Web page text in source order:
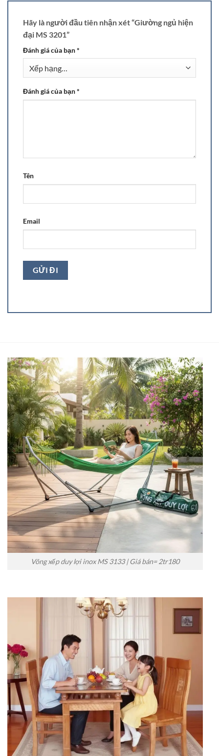
Hãy là người đầu tiên nhận xét “Giường ngủ hiện
đại MS 3201”
Đánh giá của bạn*
Đánh giá của bạn*
Tên
Email
Võng xếp duy lợi inox MS 3133 | Giá bán= 2tr180